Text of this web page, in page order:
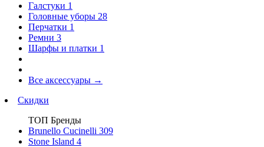
Галстуки 1
Головные уборы 28
Перчатки 1
Ремни 3
Шарфы и платки 1
Все аксессуары →
Скидки
ТОП Бренды
Brunello Cucinelli 309
Stone Island 4